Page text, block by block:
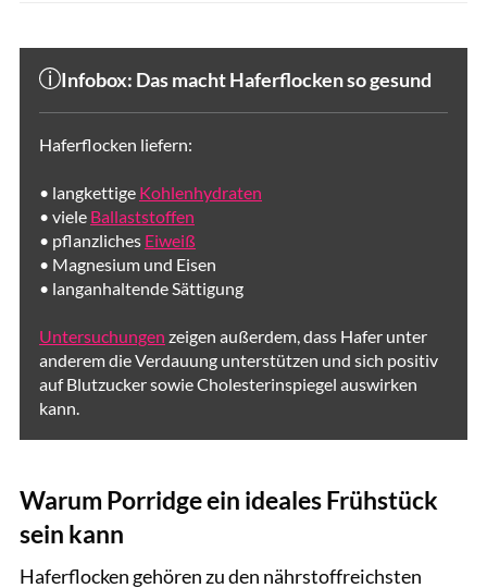
Infobox: Das macht Haferflocken so gesund
Haferflocken liefern:
• langkettige Kohlenhydraten
• viele Ballaststoffen
• pflanzliches Eiweiß
• Magnesium und Eisen
• langanhaltende Sättigung
Untersuchungen zeigen außerdem, dass Hafer unter
anderem die Verdauung unterstützen und sich positiv
auf Blutzucker sowie Cholesterinspiegel auswirken
kann.
Warum Porridge ein ideales Frühstück
sein kann
Haferflocken gehören zu den nährstoffreichsten